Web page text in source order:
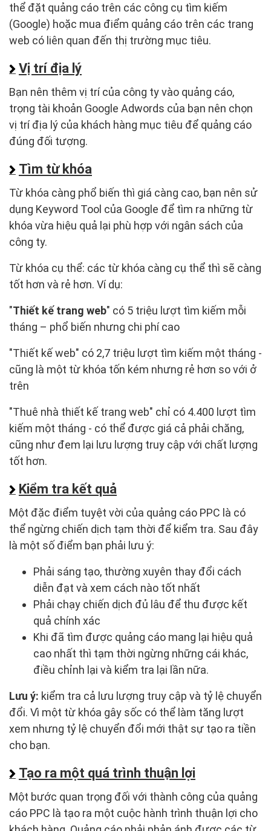
thể đặt quảng cáo trên các công cụ tìm kiếm
(Google) hoặc mua điểm quảng cáo trên các trang
web có liên quan đến thị trường mục tiêu.
Vị trí địa lý
Bạn nên thêm vị trí của công ty vào quảng cáo,
trọng tài khoản Google Adwords của bạn nên chọn
vị trí địa lý của khách hàng mục tiêu để quảng cáo
đúng đối tượng.
Tìm từ khóa
Từ khóa càng phổ biến thì giá càng cao, bạn nên sử
dụng Keyword Tool của Google để tìm ra những từ
khóa vừa hiệu quả lại phù hợp với ngân sách của
công ty.
Từ khóa cụ thể: các từ khóa càng cụ thể thì sẽ càng
tốt hơn và rẻ hơn. Ví dụ:
"Thiết kế trang web" có 5 triệu lượt tìm kiếm mỗi
tháng – phổ biến nhưng chi phí cao
"Thiết kế web" có 2,7 triệu lượt tìm kiếm một tháng -
cũng là một từ khóa tốn kém nhưng rẻ hơn so với ở
trên
"Thuê nhà thiết kế trang web" chỉ có 4.400 lượt tìm
kiếm một tháng - có thể được giá cả phải chăng,
cũng như đem lại lưu lượng truy cập với chất lượng
tốt hơn.
Kiểm tra kết quả
Một đặc điểm tuyệt vời của quảng cáo PPC là có
thể ngừng chiến dịch tạm thời để kiểm tra. Sau đây
là một số điểm bạn phải lưu ý:
Phải sáng tạo, thường xuyên thay đổi cách
diễn đạt và xem cách nào tốt nhất
Phải chạy chiến dịch đủ lâu để thu được kết
quả chính xác
Khi đã tìm được quảng cáo mang lại hiệu quả
cao nhất thì tạm thời ngừng những cái khác,
điều chỉnh lại và kiểm tra lại lần nữa.
Lưu ý: kiểm tra cả lưu lượng truy cập và tỷ lệ chuyển
đổi. Vì một từ khóa gây sốc có thể làm tăng lượt
xem nhưng tỷ lệ chuyển đổi mới thật sự tạo ra tiền
cho bạn.
Tạo ra một quá trình thuận lợi
Một bước quan trọng đối với thành công của quảng
cáo PPC là tạo ra một cuộc hành trình thuận lợi cho